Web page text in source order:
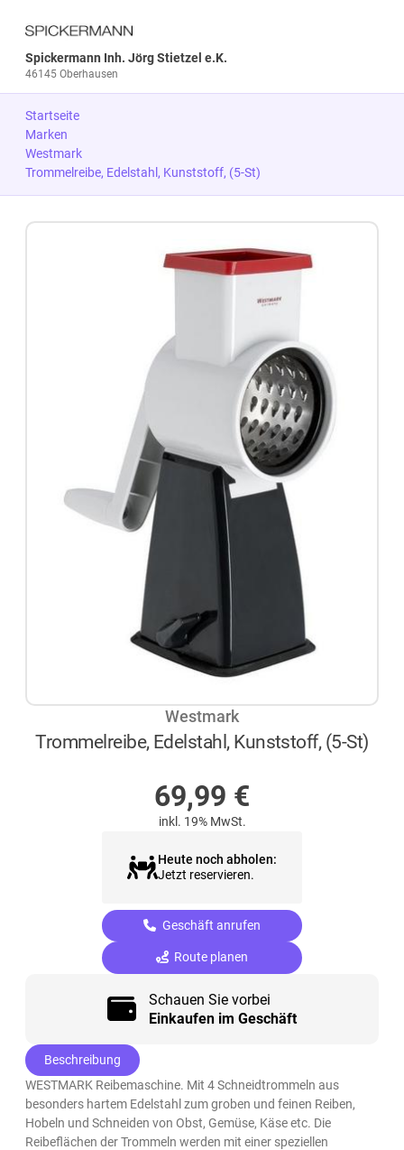
Spickermann Inh. Jörg Stietzel e.K.
46145 Oberhausen
Startseite
Marken
Westmark
Trommelreibe, Edelstahl, Kunststoff, (5-St)
Westmark
Trommelreibe, Edelstahl, Kunststoff, (5-St)
69,99 €
inkl. 19% MwSt.
Heute noch abholen:
Jetzt reservieren.
Geschäft anrufen
Route planen
Schauen Sie vorbei
Einkaufen im Geschäft
Beschreibung
WESTMARK Reibemaschine. Mit 4 Schneidtrommeln aus
besonders hartem Edelstahl zum groben und feinen Reiben,
Hobeln und Schneiden von Obst, Gemüse, Käse etc. Die
Reibeflächen der Trommeln werden mit einer speziellen